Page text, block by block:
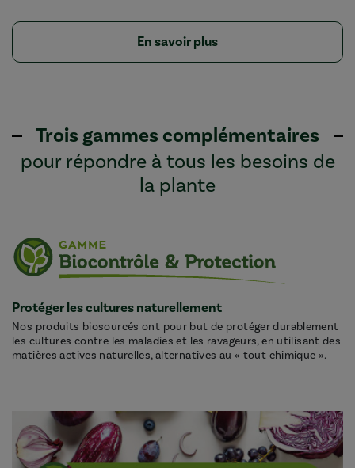
En savoir plus
Trois gammes complémentaires
pour répondre à tous les besoins de
la plante
Protéger les cultures naturellement
Nos produits biosourcés ont pour but de protéger durablement
les cultures contre les maladies et les ravageurs, en utilisant des
matières actives naturelles, alternatives au « tout chimique ».